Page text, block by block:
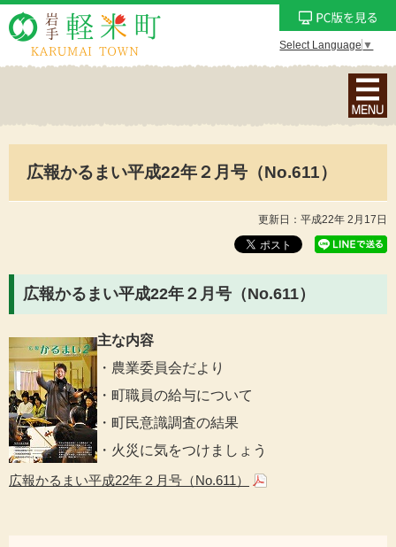
Select Language ▼
ナ
ビ
ン
メ
広報かるまい平成22年２月号（No.611）
更新日：平成22年 2月17日
広報かるまい平成22年２月号（No.611）
主な内容
・農業委員会だより
・町職員の給与について
・町民意識調査の結果
・火災に気をつけましょう
広報かるまい平成22年２月号（No.611）